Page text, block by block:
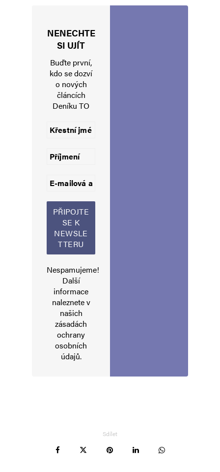
Uložit do prohlížeče jméno, e-mail a webovou stránku pro budoucí
Informujte mě o nových komentářích e-mailem.
Alternative:
NENECHTE
SI UJÍT
Buďte první,
kdo se dozví
o nových
článcích
Deníku TO
Nespamujeme!
Další
informace
naleznete v
našich
zásadách
ochrany
osobních
údajů.
Sdílet